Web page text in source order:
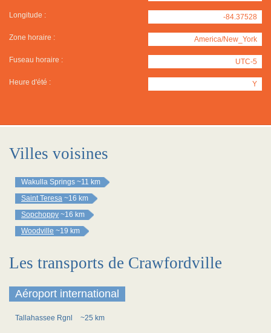
Longitude : -84.37528
Zone horaire : America/New_York
Fuseau horaire : UTC-5
Heure d'été : Y
Villes voisines
Wakulla Springs ~11 km
Saint Teresa ~16 km
Sopchoppy ~16 km
Woodville ~19 km
Les transports de Crawfordville
Aéroport international
Tallahassee Rgnl ~25 km